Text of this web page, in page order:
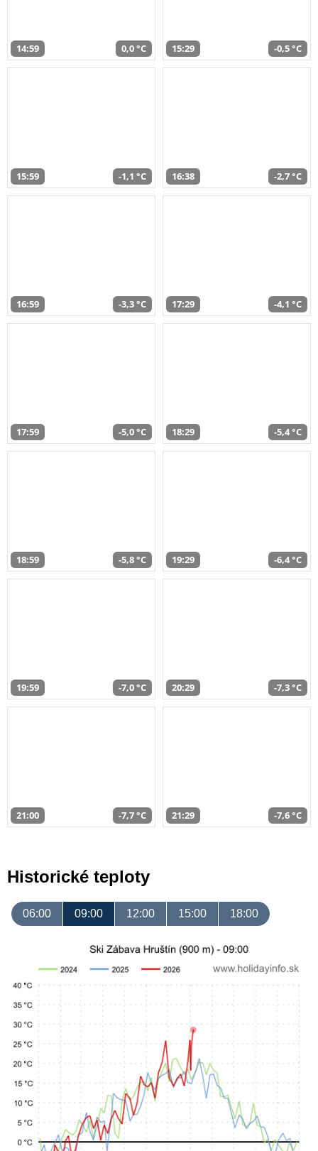
14:59 0,0 °C 15:29 -0,5 °C
15:59 -1,1 °C 16:38 -2,7 °C
16:59 -3,3 °C 17:29 -4,1 °C
17:59 -5,0 °C 18:29 -5,4 °C
18:59 -5,8 °C 19:29 -6,4 °C
19:59 -7,0 °C 20:29 -7,3 °C
21:00 -7,7 °C 21:29 -7,6 °C
Historické teploty
06:00 09:00 12:00 15:00 18:00